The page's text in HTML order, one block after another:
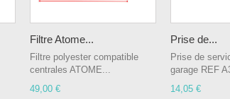
Filtre Atome...
Filtre polyester compatible
centrales ATOME...
49,00 €
Prise de...
Prise de
garage REF
14,05 €